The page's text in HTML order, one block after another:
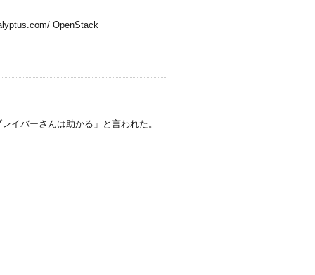
OpenStack
イバーさんは助かる」と言われた。